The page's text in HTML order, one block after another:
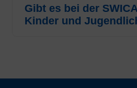
SWICAfür Erwachsene in
Monat. Dieser Tarif bezieht
Gibt es bei der
Kinder und